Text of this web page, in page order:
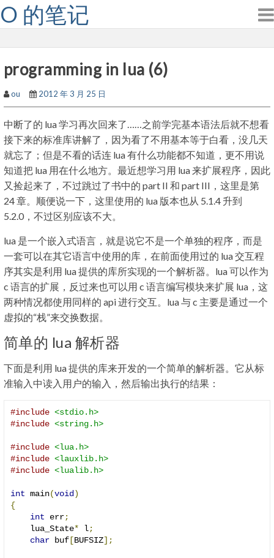
Skip
to
O 的笔记
programming in lua (6)
ou 2012 年 3 月 25 日
中断了的 lua 学习再次回来了……之前学完基本语法后就不想看
接下来的标准库讲解了，因为看了不用基本等于白看，没几天
就忘了；但是不看的话连 lua 有什么功能都不知道，更不用说
知道把 lua 用在什么地方。最近想学习用 lua 来扩展程序，因此
又捡起来了，不过跳过了书中的 part II 和 part III，这里是第
24 章。顺便说一下，这里使用的 lua 版本也从 5.1.4 升到
5.2.0，不过区别应该不大。
lua 是一个嵌入式语言，就是说它不是一个单独的程序，而是
一套可以在其它语言中使用的库，在前面使用过的 lua 交互程
序其实是利用 lua 提供的库所实现的一个解析器。lua 可以作为
c 语言的扩展，反过来也可以用 c 语言编写模块来扩展 lua，这
两种情况都使用同样的 api 进行交互。lua 与 c 主要是通过一个
虚拟的“栈”来交换数据。
简单的 lua 解析器
下面是利用 lua 提供的库来开发的一个简单的解析器。它从标
准输入中读入用户的输入，然后输出执行的结果：
#include <stdio.h>
#include <string.h>
#include <lua.h>
#include <lauxlib.h>
#include <lualib.h>
int main(void )
{
int err;
    lua_State
* l;
char buf [BUFSIZ];